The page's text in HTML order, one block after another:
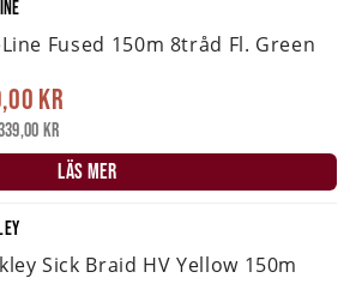
Fused 150m 8tråd Fl. Green
kr
kr
LÄS MER
Sick Braid HV Yellow 150m